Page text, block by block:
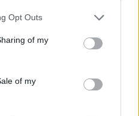
Opt Outs
of my
of my